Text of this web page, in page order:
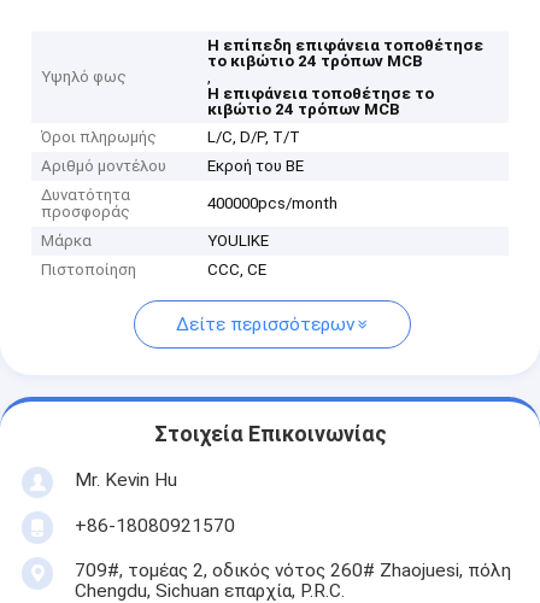
Υψηλό φως
Η επίπεδη επιφάνεια τοποθέτησε
το κιβώτιο 24 τρόπων MCB
,
Η επιφάνεια τοποθέτησε το
κιβώτιο 24 τρόπων MCB
Όροι πληρωμής
L/C, D/P, T/T
Αριθμό μοντέλου
Εκροή του BE
Δυνατότητα
προσφοράς
400000pcs/month
Μάρκα
YOULIKE
Πιστοποίηση
CCC, CE
Δείτε περισσότερων
Στοιχεία Επικοινωνίας
Mr. Kevin Hu
+86-18080921570
709#, τομέας 2, οδικός νότος 260# Zhaojuesi, πόλη
Chengdu, Sichuan επαρχία, P.R.C.